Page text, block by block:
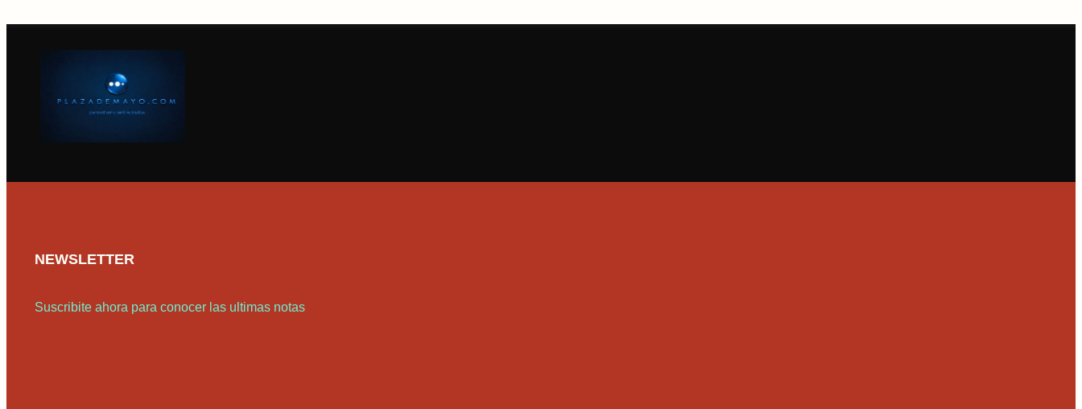
NEWSLETTER
Suscribite ahora para conocer las ultimas notas